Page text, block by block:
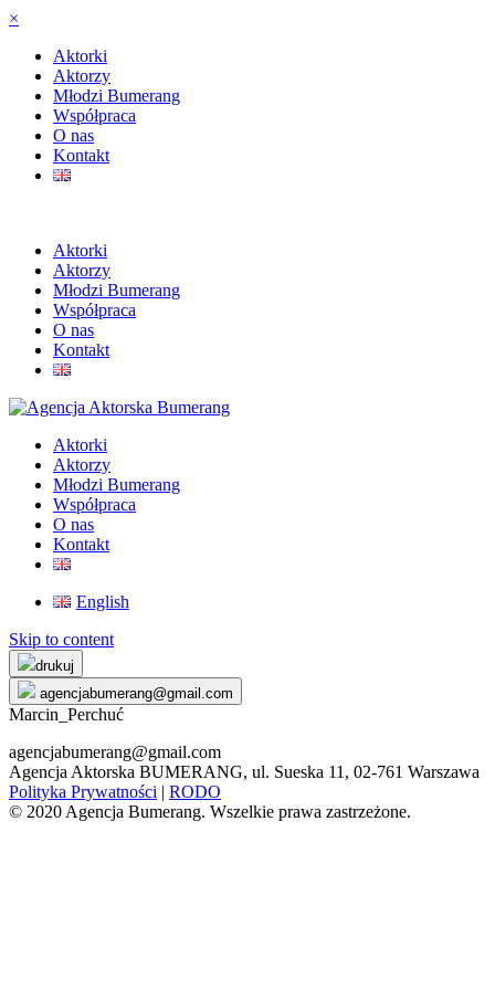
×
Aktorki
Aktorzy
Młodzi Bumerang
Współpraca
O nas
Kontakt
Aktorki
Aktorzy
Młodzi Bumerang
Współpraca
O nas
Kontakt
Aktorki
Aktorzy
Młodzi Bumerang
Współpraca
O nas
Kontakt
English
Skip to content
drukuj
agencjabumerang@gmail.com
Marcin_Perchuć
agencjabumerang@gmail.com
Agencja Aktorska BUMERANG, ul. Sueska 11, 02-761 Warszawa
Polityka Prywatności | RODO
© 2020 Agencja Bumerang. Wszelkie prawa zastrzeżone.